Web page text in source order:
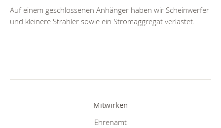
Auf einem geschlossenen Anhänger haben wir Scheinwerfer
und kleinere Strahler sowie ein Stromaggregat verlastet.
Mitwirken
Ehrenamt